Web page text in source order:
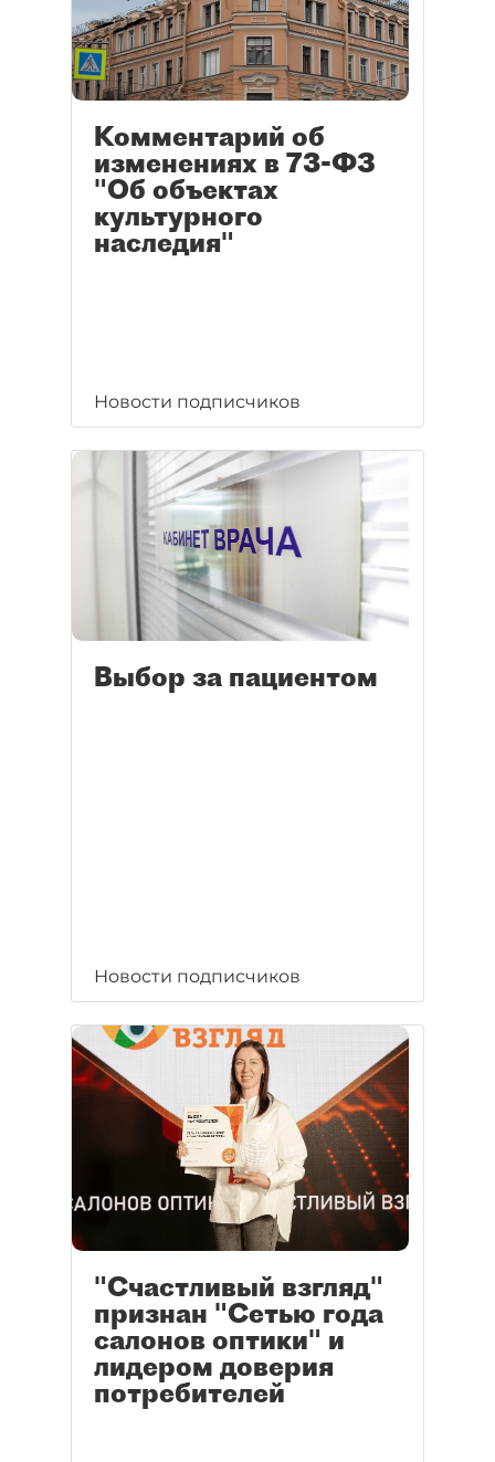
Комментарий об
изменениях в 73-ФЗ
"Об объектах
культурного
наследия"
Новости подписчиков
Выбор за пациентом
Новости подписчиков
"Счастливый взгляд"
признан "Сетью года
салонов оптики" и
лидером доверия
потребителей